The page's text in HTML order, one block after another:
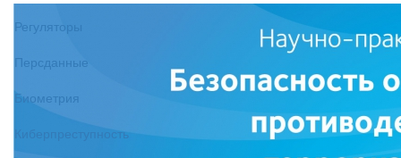
Регуляторы
Персданные
Биометрия
Киберпреступность